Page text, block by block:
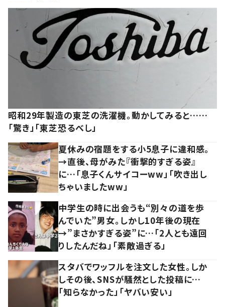
昭和29年製造の東芝の洗濯機。動かしてみると……
「驚き」「東芝恐るべし」
夏休みの宿題をする小5息子に違和感。
→直後、母がみた『衝撃的すぎる姿』
に…「息子くんサイコーww」「吹き出し
ちゃいましたww」
中学生の時に出会うも“別々の道を歩
んでいた”男女。しかし10年後の現在
→”まさかすぎる姿”に…「2人とも遠回
りしたんだね」「素敵過ぎる」
スタバでワッフルを注文した女性。しか
しその後、SNSが騒然とした投稿に…
「知らなかった」「ヤバい安い」